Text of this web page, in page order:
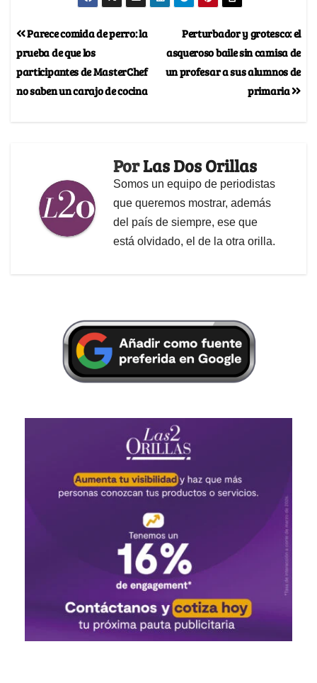
Perturbador y grotesco: el
asqueroso baile sin camisa de
un profesar a sus alumnos de
primaria
Parece comida de perro: la
prueba de que los
participantes de MasterChef
no saben un carajo de cocina
PorLas Dos Orillas
Somos un equipo de periodistas
que queremos mostrar, además
del país de siempre, ese que
está olvidado, el de la otra orilla.